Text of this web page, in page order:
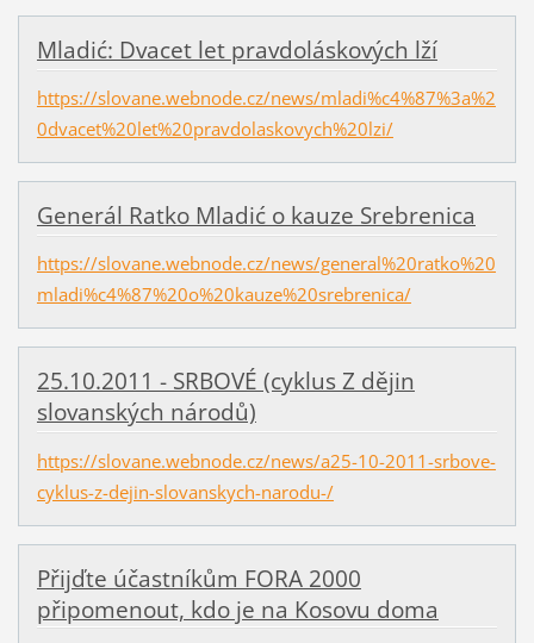
Mladić: Dvacet let pravdoláskových lží
https://slovane.webnode.cz/news/mladi%c4%87%3a%2
0dvacet%20let%20pravdolaskovych%20lzi/
Generál Ratko Mladić o kauze Srebrenica
https://slovane.webnode.cz/news/general%20ratko%20
mladi%c4%87%20o%20kauze%20srebrenica/
25.10.2011 - SRBOVÉ (cyklus Z dějin
slovanských národů)
https://slovane.webnode.cz/news/a25-10-2011-srbove-
cyklus-z-dejin-slovanskych-narodu-/
Přijďte účastníkům FORA 2000
připomenout, kdo je na Kosovu doma